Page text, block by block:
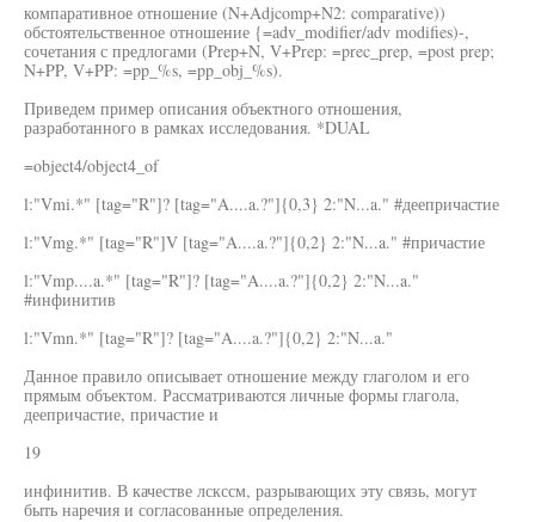
компаративное отношение (N+Adjcomp+N2: comparative))
обстоятельственное отношение {=adv_modifier/adv modifies)-,
сочетания с предлогами (Prep+N, V+Prep: =prec_prep, =post prep;
N+PP, V+PP: =pp_%s, =pp_obj_%s).
Приведем пример описания объектного отношения,
разработанного в рамках исследования. *DUAL
=object4/object4_of
l:"Vmi.*" [tag="R"]? [tag="A....a.?"]{0,3} 2:"N...a." #деепричастие
l:"Vmg.*" [tag="R"]V [tag="A....a.?"]{0,2} 2:"N...a." #причастие
l:"Vmp....a.*" [tag="R"]? [tag="A....a.?"]{0,2} 2:"N...a."
#инфинитив
l:"Vmn.*" [tag="R"]? [tag="A....a.?"]{0,2} 2:"N...a."
Данное правило описывает отношение между глаголом и его
прямым объектом. Рассматриваются личные формы глагола,
деепричастие, причастие и
19
инфинитив. В качестве лскссм, разрывающих эту связь, могут
быть наречия и согласованные определения.